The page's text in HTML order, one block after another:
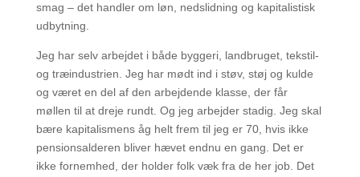
smag – det handler om løn, nedslidning og kapitalistisk
udbytning.
Jeg har selv arbejdet i både byggeri, landbruget, tekstil-
og træindustrien. Jeg har mødt ind i støv, støj og kulde
og været en del af den arbejdende klasse, der får
møllen til at dreje rundt. Og jeg arbejder stadig. Jeg skal
bære kapitalismens åg helt frem til jeg er 70, hvis ikke
pensionsalderen bliver hævet endnu en gang. Det er
ikke fornemhed, der holder folk væk fra de her job. Det